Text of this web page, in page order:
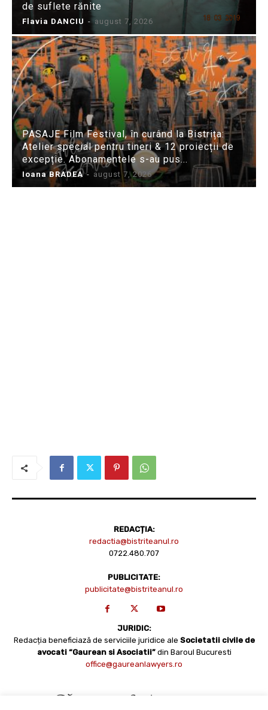
de suflete rănite
Flavia DANCIU - august 7, 2026
PASAJE Film Festival, în curând la Bistrița:
Atelier special pentru tineri & 12 proiecții de
excepție. Abonamentele s-au pus...
Ioana BRADEA - august 7, 2026
REDACȚIA:
redactia@bistriteanul.ro
0722.480.707
PUBLICITATE:
publicitate@bistriteanul.ro
JURIDIC:
Redacția beneficiază de serviciile juridice ale Societatii civile de
avocati “Gaurean si Asociatii” din Baroul Bucuresti
office@gaureanlawyers.ro